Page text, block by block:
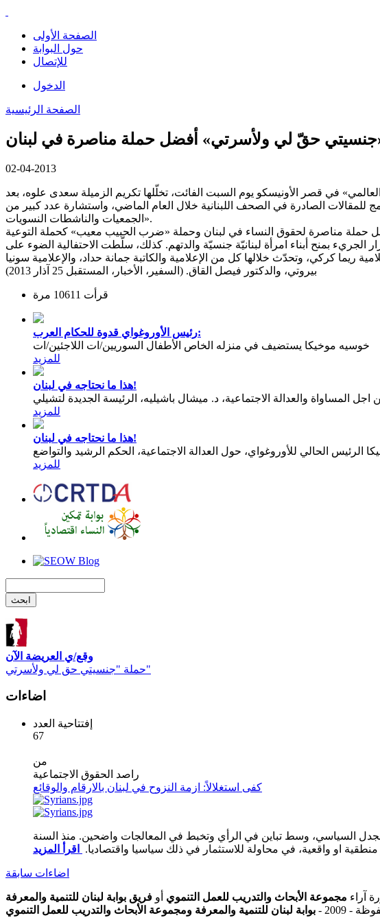
الصفحة الأولى
حول البوابة
للإتصال
الدخول
الصفحة الرئيسية
حقّ لي ولأسرتي» أفضل حملة مناصرة في لبنان
02-04-2013
في قصر الأونيسكو يوم السبت الفائت، تخلّلها تكريم الزميلة سعدى علوه، بعد
خلال العام 2012 وذلك «استناداً إلى رصد قام به البرنامج للمقالات الصادرة في الصحف اللبنانية خلال العام الماضي، واستشارة عدد كبير من
الجمعيات والناشطات النسويات».
حملة مناصرة لحقوق النساء في لبنان وحملة «ضرب الحبيب معيب» كحملة التوعية
صاحب القرار الجريء بمنح أبناء امرأة لبنانيّة جنسيّة والدتهم. كذلك، سلّطت الاحتفالية الضوء على
ريما كركي، وتحدّث خلالها كل من الإعلامية والكاتبة جمانة حداد، والإعلامية سونيا
بيروتي، والدكتور فيصل القاق. (السفير، الأخبار، المستقبل 25 آذار 2013)
قرأت 10611 مرة
رئيس الأوروغواي قدوة للحكام العرب:
خوسيه موخيكا يستضيف في منزله الخاص الأطفال السوريين/ات اللاجئين/ات
للمزيد
هذا ما نحتاجه في لبنان!
المساواة والعدالة الاجتماعية، د. ميشال باشيليه، الرئيسة الجديدة لتشيلي
للمزيد
هذا ما نحتاجه في لبنان!
للمزيد
وقع/ي العريضة الآن
حملة "جنسيتي حق لي ولأسرتي"
اضاءات
إفتتاحية العدد
67
من
راصد الحقوق الاجتماعية
كفى استغلالاً: ازمة النزوح في لبنان بالارقام والوقائع
السياسي، وسط تباين في الرأي وتخبط في المعالجات واضحين. منذ السنة
منطقية او واقعية، في محاولة للاستثمار في ذلك سياسيا واقتصاديا.
اضاءات سابقة
آراء مجموعة الأبحاث والتدريب للعمل التنموي أو فريق بوابة لبنان للتنمية والمعرفة
- 2009 -
بوابة لبنان للتنمية والمعرفة ومجموعة الأبحاث والتدريب للعمل التنموي